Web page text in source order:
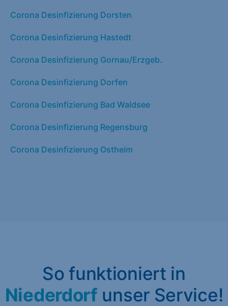
Corona Desinfizierung Dorsten
Corona Desinfizierung Hastedt
Corona Desinfizierung Gornau/Erzgeb.
Corona Desinfizierung Dorfen
Corona Desinfizierung Bad Waldsee
Corona Desinfizierung Regensburg
Corona Desinfizierung Ostheim
So funktioniert in
Niederdorf unser Service!